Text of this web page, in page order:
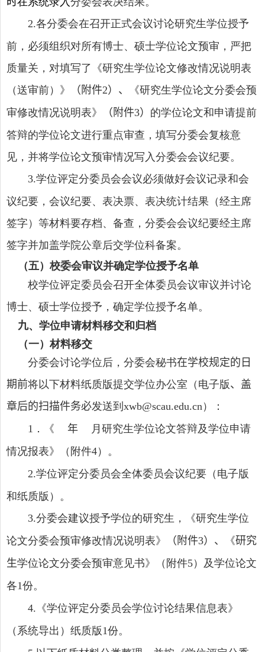
2.各分委会在召开正式会议讨论研究生学位授予
前，必须组织对所有博士、硕士学位论文预审，严把
质量关，对填写了《研究生学位论文修改情况说明表
（送审前）》
（附件2）、
《研究生学位论文分委会预
审修改情况说明表》
（附件3） 的学位论文和申请提前
答辩的学位论文进行重点审查，填写分委会复核意
见，并将学位论文预审情况写入分委会会议纪要。
3.学位评定分委员会会议必须做好会议记录和会
议纪要，会议纪要、表决票、表决统计结果（经主席
签字）等材料要存档、备查，分委会会议纪要经主席
签字并加盖学院公章后交学位科备案。
（五）校委会审议并确定学位授予名单
校学位评定委员会召开全体委员会议审议并讨论
博士、硕士学位授予，确定学位授予名单。
九、学位申请材料移交和归档
（一）材料移交
分委会讨论学位后，分委会秘书在学校规定的日
期前将以下材料纸质版提交学位办公室（电子版、盖
章后的扫描件务必发送到 xwb@scau.edu.cn）：
1 ．《 年
月研究生学位论文答辩及学位申请
情况报表》（附件4）。
2.学位评定分委员会全体委员会议纪要（电子版
和纸质版）。
3.分委会建议授予学位的研究生，《研究生学位
论文分委会预审修改情况说明表》
（附件3）、 《研究
生学位论文分委会预审意见书》（附件5）及学位论文
各1份。
4. 《学位评定分委员会学位讨论结果信息表》
（系统导出）纸质版1份。